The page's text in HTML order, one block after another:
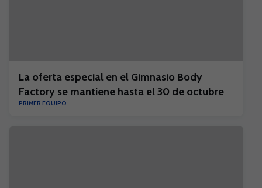
La oferta especial en el Gimnasio Body
Factory se mantiene hasta el 30 de octubre
PRIMER EQUIPO